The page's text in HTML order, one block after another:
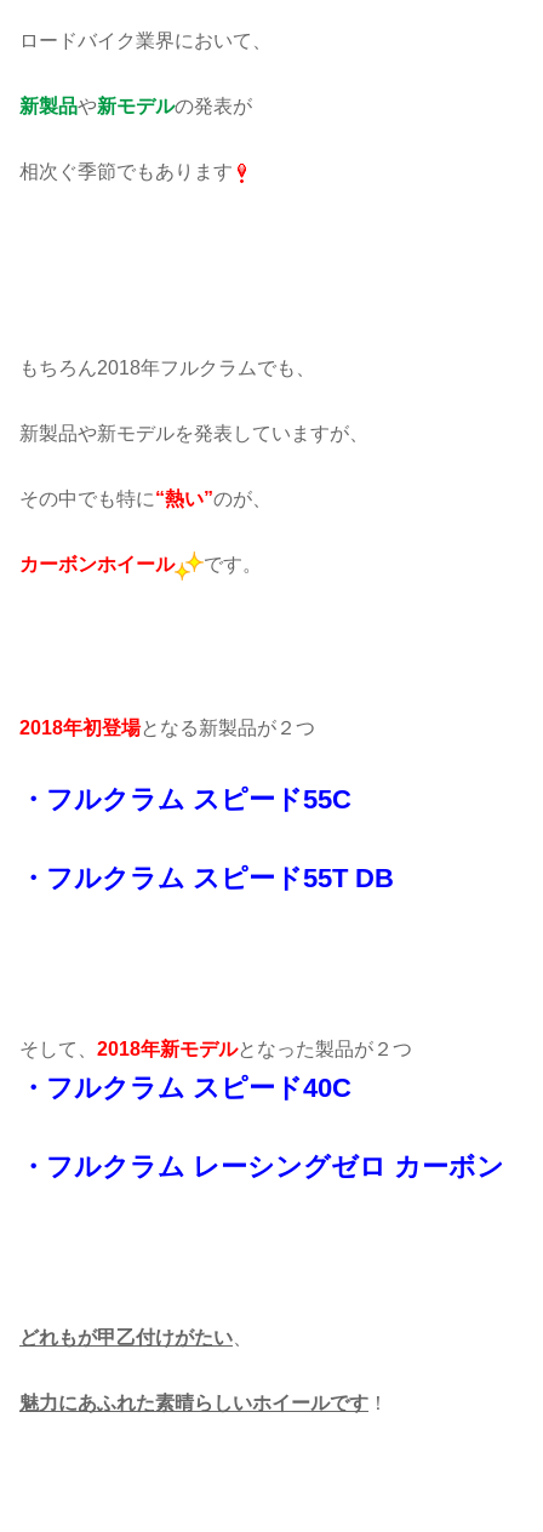
ロードバイク業界において、
新製品や新モデルの発表が
相次ぐ季節でもあります
もちろん2018年フルクラムでも、
新製品や新モデルを発表していますが、
その中でも特に“熱い”のが、
カーボンホイール です。
2018年初登場となる新製品が２つ
・フルクラム スピード55C
・ フルクラム スピード55T DB
そして、 2018年新モデルとなった製品が２つ
・ フルクラム スピード40C
・フルクラム レーシングゼロ カーボン
どれもが甲乙付けがたい
魅力にあふれた素晴らしいホイールです ！